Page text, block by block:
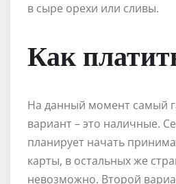
в сыре орехи или сливы.
Как
На данный момент самый
вариант – это наличные.
планирует начать
карты, в остальных же
невозможно. Второй